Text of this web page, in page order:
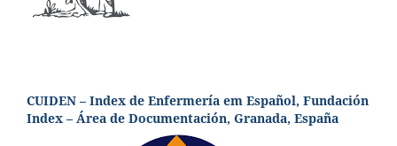
CUIDEN – Index de Enfermería em Español, Fundación
Index – Área de Documentación, Granada, España